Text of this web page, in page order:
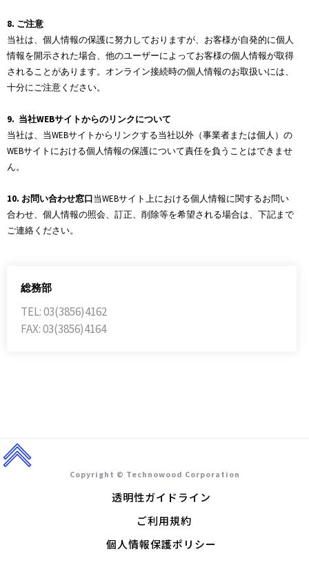
8. ご注意
当社は、個人情報の保護に努力しておりますが、お客様が自発的に個人
情報を開示された場合、他のユーザーによってお客様の個人情報が取得
されることがあります。オンライン接続時の個人情報のお取扱いには、
十分にご注意ください。
9. 当社WEBサイトからのリンクについて
当社は、当WEBサイトからリンクする当社以外（事業者または個人）の
WEBサイトにおける個人情報の保護について責任を負うことはできませ
ん。
10. お問い合わせ窓口当WEBサイト上における個人情報に関するお問い
合わせ、個人情報の照会、訂正、削除等を希望される場合は、下記まで
ご連絡ください。
総務部
TEL: 03(3856)4162
FAX: 03(3856)4164
Copyright © Technowood Corporation
透明性ガイドライン
ご利用規約
個人情報保護ポリシー